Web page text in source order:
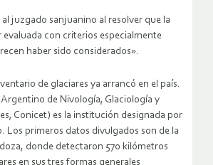
juzgado sanjuanino al resolver que la
evaluada con criterios especialmente
haber sido considerados».
de glaciares ya arrancó en el país.
de Nivología, Glaciología y
Conicet) es la institución designada por
Los primeros datos divulgados son de la
donde detectaron 570 kilómetros
en sus tres formas generales